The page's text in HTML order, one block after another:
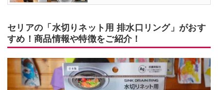
セリアの「水切りネット用 排水口リング」がおす
すめ！商品情報や特徴をご紹介！